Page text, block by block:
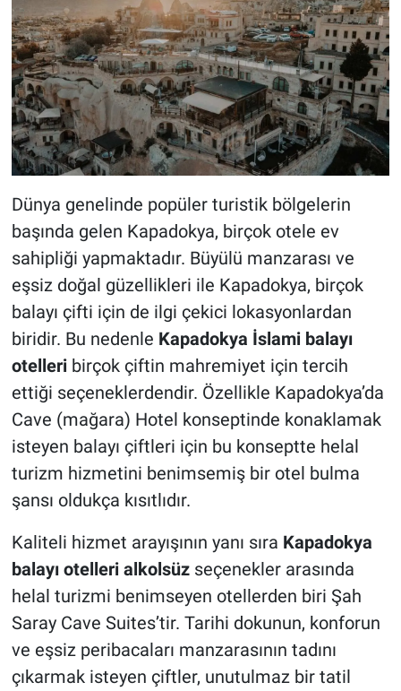
Dünya genelinde popüler turistik bölgelerin
başında gelen Kapadokya, birçok otele ev
sahipliği yapmaktadır. Büyülü manzarası ve
eşsiz doğal güzellikleri ile Kapadokya, birçok
balayı çifti için de ilgi çekici lokasyonlardan
biridir. Bu nedenle Kapadokya İslami balayı
otelleribirçok çiftin mahremiyet için tercih
ettiği seçeneklerdendir. Özellikle Kapadokya’da
Cave (mağara) Hotel konseptinde konaklamak
isteyen balayı çiftleri için bu konseptte helal
turizm hizmetini benimsemiş bir otel bulma
şansı oldukça kısıtlıdır.
Kaliteli hizmet arayışının yanı sıra Kapadokya
balayı otelleri alkolsüz seçenekler arasında
helal turizmi benimseyen otellerden biri Şah
Saray Cave Suites’tir. Tarihi dokunun, konforun
ve eşsiz peribacaları manzarasının tadını
çıkarmak isteyen çiftler, unutulmaz bir tatil
Röportaj
Kayseri
Niğde
Aksaray
Kırşehir
Yerel
Genel
Asayiş
Kültür - Sanat
Politika
Magazin
Çevre
Haberde İnsan